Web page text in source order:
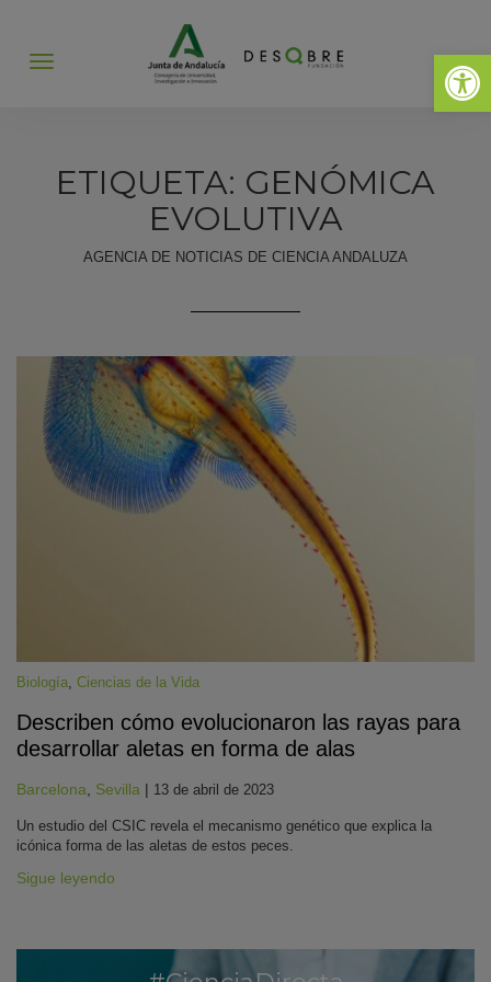
Abrir
Abrir
ETIQUETA: GENÓMICA
EVOLUTIVA
AGENCIA DE NOTICIAS DE CIENCIA ANDALUZA
Biología, Ciencias de la Vida
Describen cómo evolucionaron las rayas para
desarrollar aletas en forma de alas
Barcelona Sevilla | 13 de abril de 2023
Un estudio del CSIC revela el mecanismo genético que explica la
icónica forma de las aletas de estos peces.
Sigue leyendo